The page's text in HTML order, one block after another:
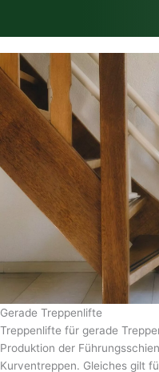
Gerade Treppenlifte
Treppenlifte für gerade
Produktion der
Kurventreppen. Gleiches gilt